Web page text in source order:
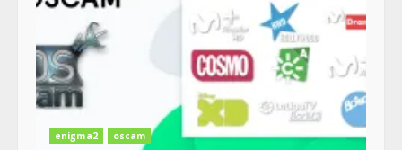
enigma2 oscam